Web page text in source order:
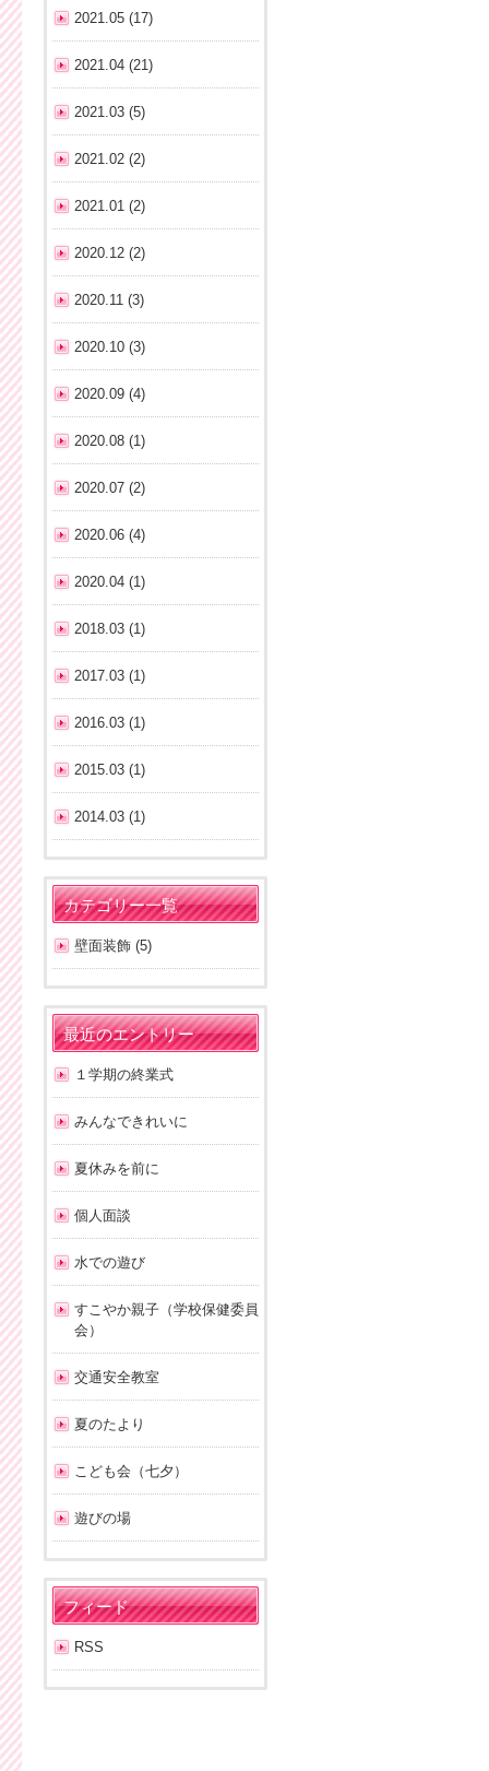
2021.05 (17)
2021.04 (21)
2021.03 (5)
2021.02 (2)
2021.01 (2)
2020.12 (2)
2020.11 (3)
2020.10 (3)
2020.09 (4)
2020.08 (1)
2020.07 (2)
2020.06 (4)
2020.04 (1)
2018.03 (1)
2017.03 (1)
2016.03 (1)
2015.03 (1)
2014.03 (1)
カテゴリー一覧
壁面装飾 (5)
最近のエントリー
１学期の終業式
みんなできれいに
夏休みを前に
個人面談
水での遊び
すこやか親子（学校保健委員
会）
交通安全教室
夏のたより
こども会（七夕）
遊びの場
フィード
RSS